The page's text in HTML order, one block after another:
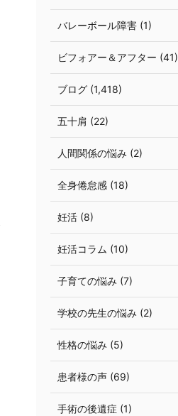
バレーボール障害 (1)
ビフォアー＆アフター (41)
ブログ (1,418)
五十肩 (22)
人間関係の悩み (2)
全身倦怠感 (18)
妊活 (8)
妊活コラム (10)
子育ての悩み (7)
学校の先生の悩み (2)
性格の悩み (5)
患者様の声 (69)
手術の後遺症 (1)